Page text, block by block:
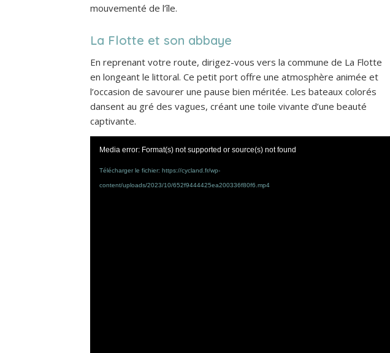
mouvementé de l’île.
La Flotte et son abbaye
En reprenant votre route, dirigez-vous vers la commune de La Flotte
en longeant le littoral. Ce petit port offre une atmosphère animée et
l’occasion de savourer une pause bien méritée. Les bateaux colorés
dansent au gré des vagues, créant une toile vivante d’une beauté
captivante.
Media error: Format(s) not supported or source(s) not found
Télécharger le fichier: https://cycland.fr/wp-
content/uploads/2023/10/652f9444425ea200336f80f6.mp4